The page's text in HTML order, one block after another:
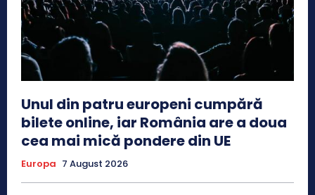
Unul din patru europeni cumpără
bilete online, iar România are a doua
cea mai mică pondere din UE
Europa 7 August 2026